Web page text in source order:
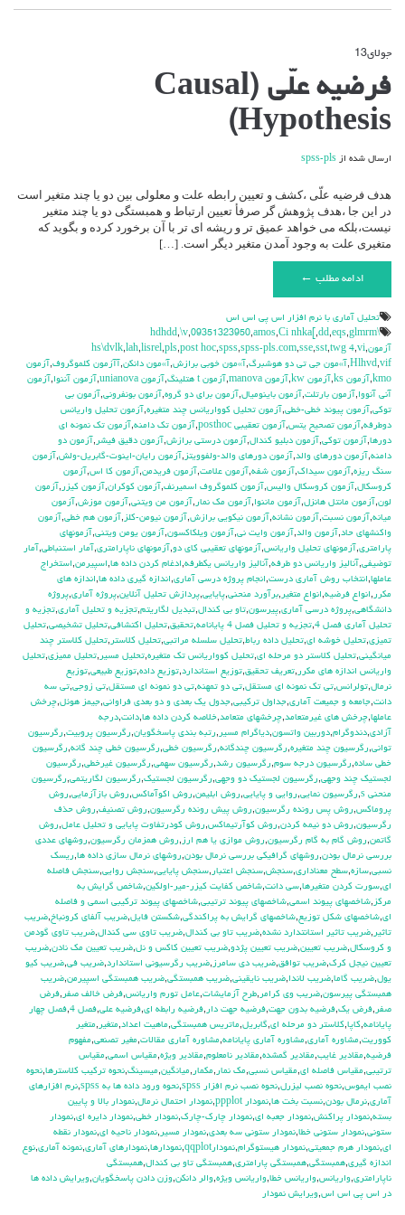
جولای13
فرضیه
(Causal
Hypothesis)
فرضیه علّی (Causal
Hypothesis)
ارسال شده از spss-pls
هدف فرضیه علّی ،کشف و تعیین رابطه علت و معلولی بین دو یا چند متغیر است
در این جا ،هدف پژوهش گر صرفأ تعیین ارتباط و همبستگی دو یا چند متغیر
نیست،بلکه می خواهد عمیق تر و ریشه ای تر با آن برخورد کرده و بگوید که
متغیری علت به وجود آمدن متغیر دیگر است. […]
ادامه مطلب ←
تحليل آماري با نرم افزار اس پي اس اس
\hdhdd
,\v,09351323950,amos,Ci nhka[ ,dd,eqs,glmrm
آزمون,
hs\dvlk,lah,lisrel,pls,post hoc,spss,spss-pls.com,sse,sst,twg 4,vi
Hlhvd,vif
,آ»مون جي تي دو هوشبرگ,آ»مون خوبي برازش,آ»مون دانكن,آآزمون كلموگروف,آزمون
kmo
,آزمون ks ,آزمون kw ,آزمون manova ,آزمون t هتلينگ ,آزمون unianova ,آزمون آننوا,آزمون
آني آنووا,آزمون بارتلت,آزمون باينوميال,آزمون براي دو گروه,آزمون بونفروني,آزمون بي
توكي,آزمون پيوند خطي-خطي,آزمون تحليل كوواريانس چند متغيره,آزمون تحليل واريانس
دوطرفه,آزمون تصحيح يتس,آزمون تعقيبي posthoc ,آزمون تك دامنه,آزمون تك نمونه اي
دورها,آزمون توكي,آزمون دبليو كندال,آزمون درستي برازش,آزمون دقيق فيشر ,آزمون دو
دامنه,آزمون دورهاي والد,آزمون دورهاي والد-ولفوويتز ,آزمون رايان-اينوت-گابريل-ولش,آزمون
سنگ ريزه,آزمون سيداك,آزمون شفه,آزمون علامت,آزمون فريدمن,آزمون كا اس,آزمون
كروسكال,آزمون كروسكال واليس,آزمون كلموگروف اسميرنف,آزمون كوكران,آزمون كيزر ,آزمون
لون,آزمون مانتل هانزل,آزمون ماننوا,آزمون مك نمار ,آزمون من ويتني,آزمون موزش,آزمون
ميانه,آزمون نسبت,آزمون نشانه,آزمون نيكويي برازش,آزمون نيومن-كلز ,آزمون هم خطي,آزمون
واكنشهاي حاد,آزمون والد,آزمون وايت ني,آزمون ويلكاكسون,آزمون يومن ويتني,آزمونهاي
پارامتري,آزمونهاي تحليل واريانس,آزمونهاي تعقيبي كاي دو,آزمونهاي ناپارامتري,آمار استنباطي,آمار
توضيفي,آناليز واريانس دو طرفه,آناليز واريانس يکطرفه,ادغام كردن داده ها,اسپيرمن,استخراج
عاملها,انتخاب روش آماري درست,انجام پروژه درسي آماري,اندازه گيري داده ها,اندازه هاي
مكرر ,انواع فرضيه,انواع متغير ,برآورد منحني,پايايي,پردازش تحليل آنلاين,پروژه آماري,پروژه
دانشگاهي,پروژه درسي آماري,پيرسون,تاو بي کندال,تبديل لگاريتم,تجزيه و تحليل آماري,تجزيه و
تحليل آماري فصل 4
,تجزيه و تحليل فصل 4 پايانامه ,تحقيق,تحليل اكتشافي,تحليل تشخيصي,تحليل
تميزي,تحليل خوشه اي,تحليل داده رباط,تحليل سلسله مراتبي,تحليل كلاستر ,تحليل كلاستر چند
ميانگيني,تحليل كلاستر دو مرحله اي,تحليل كوواريانس تك متغيره,تحليل مسير ,تحليل مميزي,تحليل
واريانس اندازه هاي مكرر ,تعريف تحقيق,توزيع استاندارد,توزيع داده,توزيع طبيعي,توزيع
نرمال,تولرانس,تي تک نمونه اي مستقل,تي دو تمهنه,تي دو نمونه اي مستقل,تي زوجي,تي سه
دانت,جامعه و جميعت آماري,جداول تركيبي,جدول يك بعدي و دو بعدي فراواني,جيمز هوئل,چرخش
عاملها,چرخش هاي غيرمتعامد,چرخشهاي متعامد,خلاصه كردن داده ها,دانت,درجه
آزادي,دندوگرام,دوربين واتسون,دياگرام مسير ,رتبه بندي پاسخگويان,رگرسيون پروبيت,رگرسيون
تواني,رگرسيون چند متغيره,رگرسيون چندگانه,رگرسيون خطي,رگرسيون خطي چند گانه,رگرسيون
خطي ساده,رگرسيون درجه سوم,رگرسيون رشد,رگرسيون سهمي,رگرسيون غيرخطي,رگرسيون
لجستيك چند وجهي,رگرسيون لجستيك دو وجهي,رگرسيون لجستيک,رگرسيون لگاريتمي,رگرسيون
منحني s
,رگرسيون نمايي,روايي و پايايي,روش ابليمن,روش اكوآماكس,روش بازآزمايي,روش
پروماكس,روش پس رونده رگرسيون,روش پيش رونده رگرسيون,روش تصنيف,روش حذف
رگرسيون,روش دو نيمه كردن,روش كوآرتيماكس,روش كودرتفاوت پايايي و تحليل عامل,روش
گاتمن,روش گام به گام رگرسيون,روش موازي يا هم ارز ,روش همزمان رگرسيون,روشهاي عددي
بررسي نرمال بودن,روشهاي گرافيكي بررسي نرمال بودن,روشهاي نرمال سازي داده ها,ريسك
نسبي,سازه,سطح معناداري,سنجش,سنجش اعتبار ,سنجش پايايي,سنجش روايي,سنجش فاصله
اي,سورت كردن متغيرها,سي دانت,شاخص كفايت كيزر-مير-اولكين,شاخص گرايش به
مركز ,شاخصهاي پيوند اسمي,شاخصهاي پيوند ترتيبي,شاخصهاي پيوند تركيبي اسمي و فاصله
اي,شاخصهاي شكل توزيع,شاخصهاي گرايش به پراكندگي,شكستن فايل,ضريب آلفاي کرونباخ,ضريب
تاثير ,ضريب تاثير استانتدارد نشده,ضريب تاو بي كندال,ضريب تاوي سي كندال,ضريب تاوي گودمن
و كروسكال,ضريب تعيين,ضريب تعيين پژدو,ضريب تعيين كاكس و نل,ضريب تعيين مك نادن,ضريب
تعيين نيجل كرك,ضريب توافق,ضريب دي سامرز ,ضريب رگرسيوني استاندارد,ضريب في,ضريب كيو
يول,ضريب گاما,ضريب لاندا,ضريب نايقيني,ضريب همبستگي,ضريب همبستگي اسپيرمن,ضريب
همبستگي پيرسون,ضريب وي كرامر ,طرح آزمايشات,عامل تورم واريانس,فرض خالف صفر ,فرض
صفر ,فرض يك,فرضيه بدون جهت,فرضيه جهت دار ,فرضيه رابطه اي,فرضيه علي,فصل 4 ,فصل چهار
پايانامه,كاپا,كلاستر دو مرحله اي,گابريل,ماتريس همبستگي,ماهيت اعداد,متغير ,متغير
كووريت,مشاوره آماري,مشاوره آماري پايانامه,مشاوره آماري مقالات,مغير تصنعي,مفهوم
فرضيه,مقادير غايب,مقادير گمشده,مقادير نامعلوم,مقادير ويژه,مقياس اسمي,مقياس
ترتيبي,مقياس فاصله اي,مقياس نسبي,مك نمار ,مكمار ,ميانگين,ميسينگ,نحوه تركيب كلاسترها,نحوه
نصب ايموس,نحوه نصب ليزرل,نحوه نصب نرم افزار spss ,نحوه ورود داده ها به spss ,نرم افزارهاي
آماري,نرمال بودن,نسبت بخت ها,نمودار ppplot ,نمودار احتمال نرمال,نمودار بالا و پايين
بسته,نمودار پراكنش,نمودار جعبه اي,نمودار چارك-چارك,نمودار خطي,نمودار دايره اي,نمودار
ستوني,نمودار ستوني خطا,نمودار ستوني سه بعدي,نمودار مسير ,نمودار ناحيه اي,نمودار نقطه
اي,نمودار هرم جمعيتي,نمودار هيستوگرام,نمودارqqplot ,نمودارها,نمودارهاي آماري,نمونه آماري,نوع
اندازه گيري,همبستگي,همبستگي پارامتري,همبستگي تاو بي کندال,همبستگي
ناپارامتري,واريانس,واريانس خطا,واريانس ويژه,والر دانكن,وزن دادن پاسخگويان,ويرايش داده ها
در اس پي اس اس,ويرايش نمودار